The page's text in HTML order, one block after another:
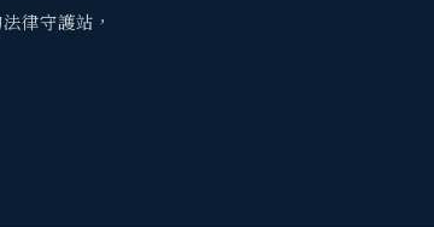
律守護站，